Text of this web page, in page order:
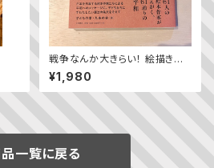
戦争なんか大きらい！ 絵描きた
ちのメッセージ
¥1,980
一覧に戻る